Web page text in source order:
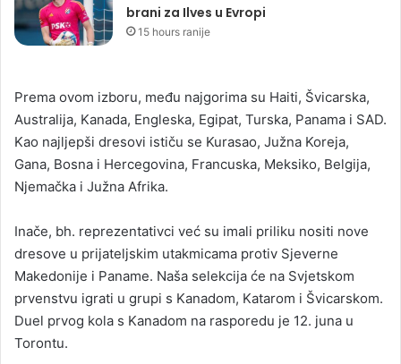
brani za Ilves u Evropi
15 hours ranije
Prema ovom izboru, među najgorima su Haiti, Švicarska,
Australija, Kanada, Engleska, Egipat, Turska, Panama i SAD.
Kao najljepši dresovi ističu se Kurasao, Južna Koreja,
Gana, Bosna i Hercegovina, Francuska, Meksiko, Belgija,
Njemačka i Južna Afrika.
Inače, bh. reprezentativci već su imali priliku nositi nove
dresove u prijateljskim utakmicama protiv Sjeverne
Makedonije i Paname. Naša selekcija će na Svjetskom
prvenstvu igrati u grupi s Kanadom, Katarom i Švicarskom.
Duel prvog kola s Kanadom na rasporedu je 12. juna u
Torontu.